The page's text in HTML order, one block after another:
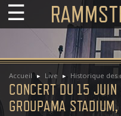
☰
Accueil Live Historique des
CONCERT DU 15
GROUPAMA STADIUM,